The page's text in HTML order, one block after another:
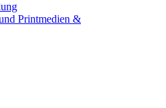
Printmedien &